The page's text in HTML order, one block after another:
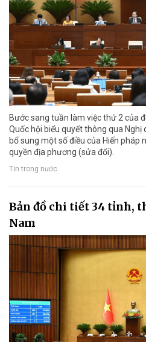
Bước sang tuần làm việc thứ 2 của
Quốc hội biểu quyết thông qua Nghị
bổ sung một số điều của Hiến pháp
quyền địa phương (sửa đổi).
Tin trong nước
Bản đồ chi tiết 34 tỉnh,
Nam